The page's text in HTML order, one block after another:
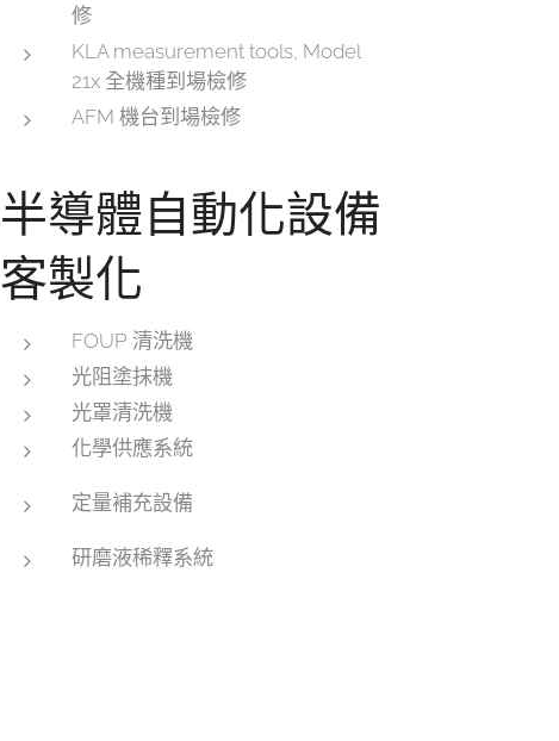
修
KLA measurement tools, Model
21x 全機種到場檢修
AFM 機台到場檢修
半導體自動化設備
客製化
FOUP 清洗機
光阻塗抹機
光罩清洗機
化學供應系統
定量補充設備
研磨液稀釋系統